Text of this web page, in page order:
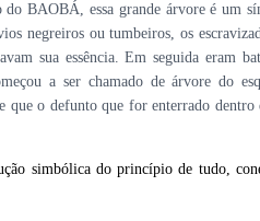
BAOBÁ, essa grande árvore é um
negreiros ou tumbeiros, os
sua essência. Em seguida eram
a ser chamado de árvore do
que o defunto que for enterrado
simbólica do princípio de tudo,